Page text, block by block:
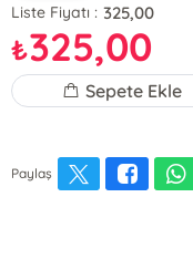
Liste Fiyatı : 325,00
₺325,00
Sepete Ekle
Paylaş